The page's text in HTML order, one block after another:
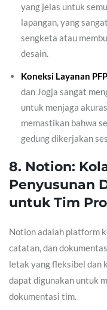
yang jelas untuk
lapangan, yang
sengketa atau
desain.
Koneksi Layanan
dan Jogja sangat
untuk menjaga
memastikan bahwa
gedung dikerjakan
8. Notion:
Penyusunan
untuk Tim
Notion adalah platform
catatan, dan
letak yang fleksibel dan
dapat digunakan untuk
dokumentasi tim.